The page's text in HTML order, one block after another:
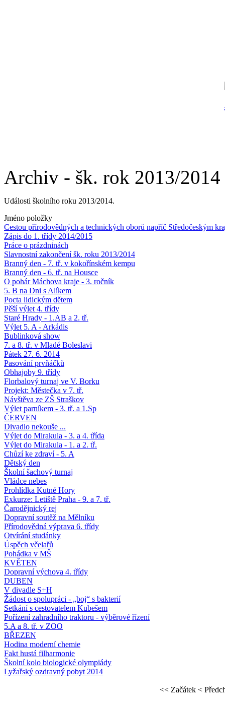
Archiv - šk. rok 2013/2014
Události školního roku 2013/2014.
Jméno položky
Cestou přírodovědných a technických oborů napříč Středočeským
Zápis do 1. třídy 2014/2015
Práce o prázdninách
Slavnostní zakončení šk. roku 2013/2014
Branný den - 7. tř. v kokořínském kempu
Branný den - 6. tř. na Housce
O pohár Máchova kraje - 3. ročník
5. B na Dni s Alíkem
Pocta lidickým dětem
Pěší výlet 4. třídy
Staré Hrady - 1.AB a 2. tř.
Výlet 5. A - Arkádis
Bublinková show
7. a 8. tř. v Mladé Boleslavi
Pátek 27. 6. 2014
Pasování prvňáčků
Obhajoby 9. třídy
Florbalový turnaj ve V. Borku
Projekt: Městečka v 7. tř.
Návštěva ze ZŠ Straškov
Výlet parníkem - 3. tř. a 1.Sp
ČERVEN
Divadlo nekouše ...
Výlet do Mirakula - 3. a 4. třída
Výlet do Mirakula - 1. a 2. tř.
Chůzí ke zdraví - 5. A
Dětský den
Školní šachový turnaj
Vládce nebes
Prohlídka Kutné Hory
Exkurze: Letiště Praha - 9. a 7. tř.
Čarodějnický rej
Dopravní soutěž na Mělníku
Přírodovědná výprava 6. třídy
Otvírání studánky
Úspěch včelařů
Pohádka v MŠ
KVĚTEN
Dopravní výchova 4. třídy
DUBEN
V divadle S+H
Žádost o spolupráci - „boj“ s bakterií
Setkání s cestovatelem Kubešem
Pořízení zahradního traktoru - výběrové řízení
5.A a 8. tř. v ZOO
BŘEZEN
Hodina moderní chemie
Fakt hustá filharmonie
Školní kolo biologické olympiády
Lyžařský ozdravný pobyt 2014
<< Začátek <